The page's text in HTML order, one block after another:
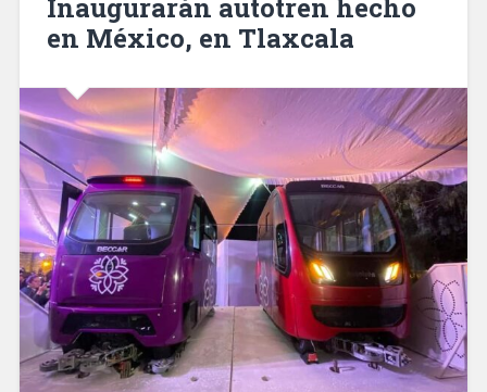
Inaugurarán autotren hecho
en México, en Tlaxcala